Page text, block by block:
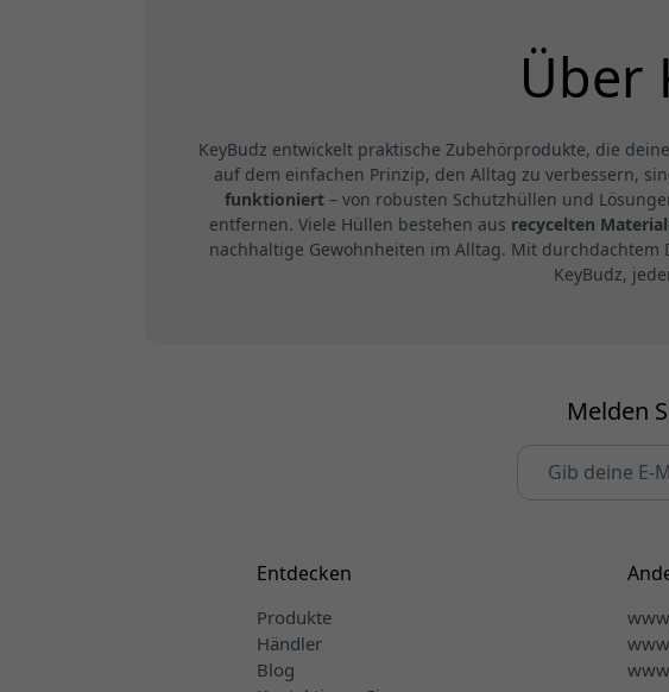
Über
KeyBudz entwickelt praktische Zubehörprodukte, die
auf dem einfachen Prinzip, den Alltag zu verbessern,
funktioniert– von robusten Schutzhüllen und
entfernen. Viele Hüllen bestehen aus recycelten
nachhaltige Gewohnheiten im Alltag. Mit
KeyBudz,
Melden
Entdecken
Produkte
Händler
Blog